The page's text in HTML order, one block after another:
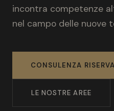
servizi legali. AI,
FinTech.
SCOPRI DI PIU
LEGALENGINEERING.IT